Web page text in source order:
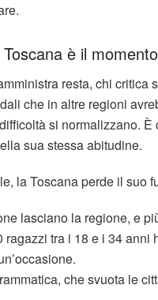
è il
resta, chi critica
che in altre regioni
si normalizzano.
sua stessa abitudine.
la Toscana perde il suo
lasciano la regione, e
tra i 18 e i 34
che svuota le